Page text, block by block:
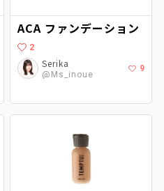
ACA ファンデーション
2
Serika
@Ms_inoue
9